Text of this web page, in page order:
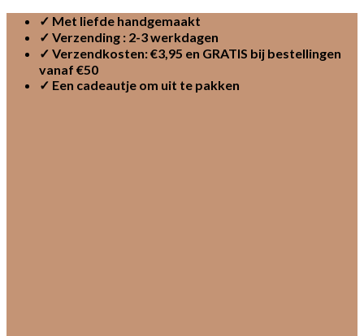
Skip
content
✓ Met liefde handgemaakt
✓ Verzending : 2-3 werkdagen
✓ Verzendkosten: €3,95 en GRATIS bij bestellingen
vanaf €50
✓ Een cadeautje om uit te pakken